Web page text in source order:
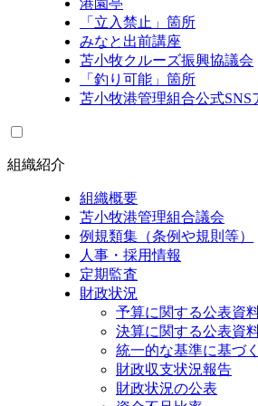
港園亭
「立入禁止」箇所
みなと出前講座
苫小牧クルーズ振興協議会
「釣り可能」箇所
苫小牧港管理組合公式SNS
組織紹介
組織概要
苫小牧港管理組合議会
例規類集（条例や規則等）
人事・採用情報
定期監査
財政状況
予算に関する公表資
決算に関する公表資
統一的な基準に基づ
財政収支状況報告
財政状況の公表